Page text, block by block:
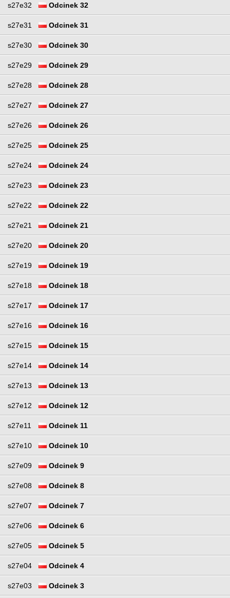
s27e32 Odcinek 32
s27e31 Odcinek 31
s27e30 Odcinek 30
s27e29 Odcinek 29
s27e28 Odcinek 28
s27e27 Odcinek 27
s27e26 Odcinek 26
s27e25 Odcinek 25
s27e24 Odcinek 24
s27e23 Odcinek 23
s27e22 Odcinek 22
s27e21 Odcinek 21
s27e20 Odcinek 20
s27e19 Odcinek 19
s27e18 Odcinek 18
s27e17 Odcinek 17
s27e16 Odcinek 16
s27e15 Odcinek 15
s27e14 Odcinek 14
s27e13 Odcinek 13
s27e12 Odcinek 12
s27e11 Odcinek 11
s27e10 Odcinek 10
s27e09 Odcinek 9
s27e08 Odcinek 8
s27e07 Odcinek 7
s27e06 Odcinek 6
s27e05 Odcinek 5
s27e04 Odcinek 4
s27e03 Odcinek 3